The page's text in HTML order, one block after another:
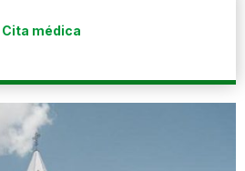
Cita médica